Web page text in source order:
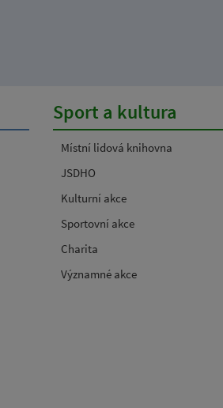
Sport a kultura
Místní lidová knihovna
JSDHO
Kulturní akce
Sportovní akce
Charita
Významné akce